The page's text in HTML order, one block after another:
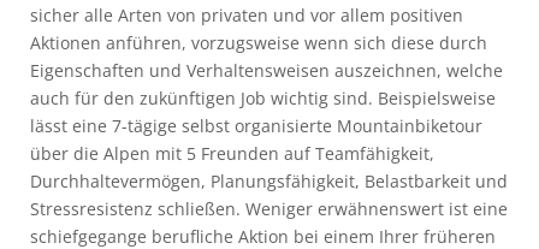
sicher alle Arten von privaten und vor allem positiven
Aktionen anführen, vorzugsweise wenn sich diese durch
Eigenschaften und Verhaltensweisen auszeichnen, welche
auch für den zukünftigen Job wichtig sind. Beispielsweise
lässt eine 7-tägige selbst organisierte Mountainbiketour
über die Alpen mit 5 Freunden auf Teamfähigkeit,
Durchhaltevermögen, Planungsfähigkeit, Belastbarkeit und
Stressresistenz schließen. Weniger erwähnenswert ist eine
schiefgegange berufliche Aktion bei einem Ihrer früheren